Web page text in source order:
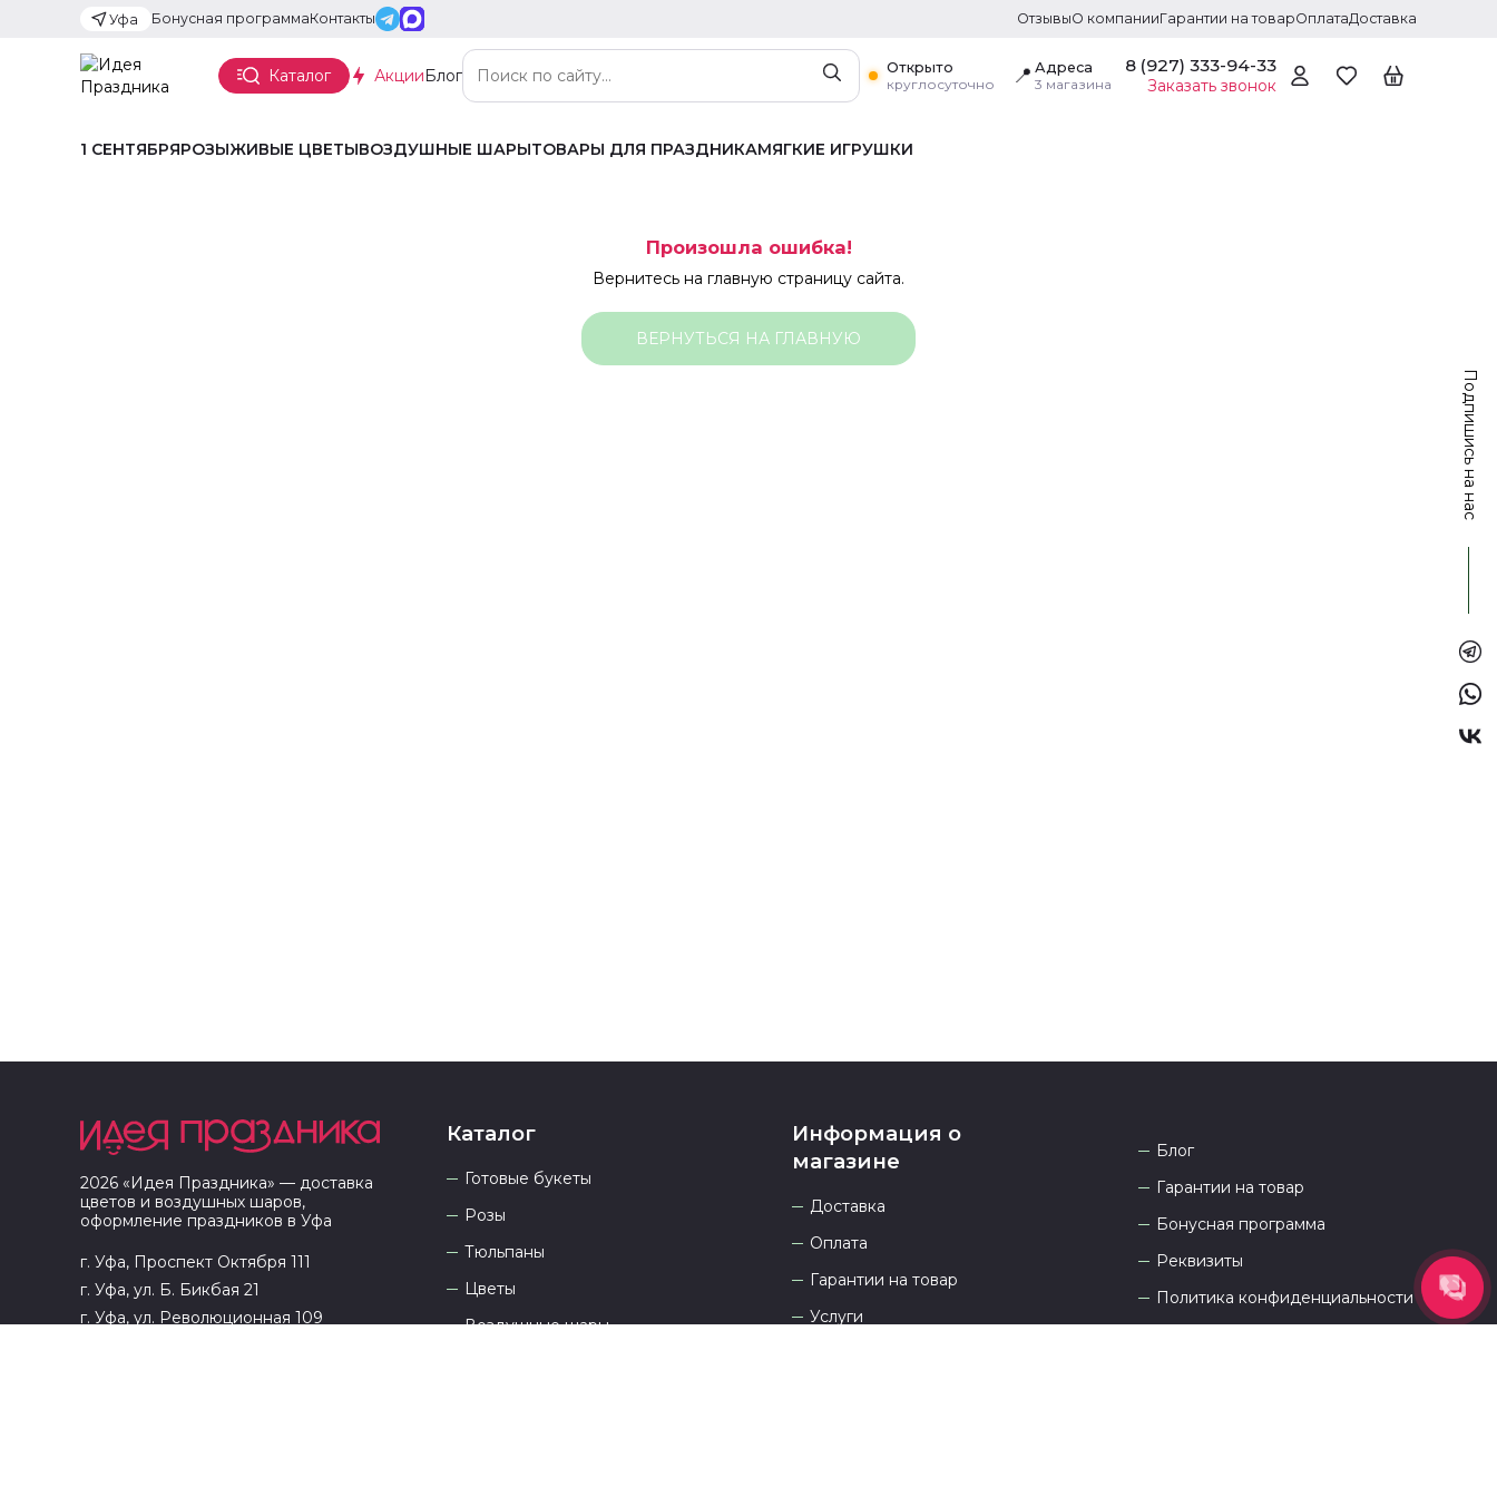
Уфа Бонусная программаКонтакты ОтзывыО компанииГарантии на товарОплатаДоставка
Каталог АкцииБлог
Открыто
круглосуточно
📍 Адреса
3 магазина
8 (927) 333-94-33
Заказать звонок
1 СЕНТЯБРЯРОЗЫЖИВЫЕ ЦВЕТЫВОЗДУШНЫЕ ШАРЫТОВАРЫ ДЛЯ ПРАЗДНИКАМЯГКИЕ ИГРУШКИ
Произошла ошибка!
Вернитесь на главную страницу сайта.
ВЕРНУТЬСЯ НА ГЛАВНУЮ
2026 «Идея Праздника» — доставка
цветов и воздушных шаров,
оформление праздников в Уфа
г. Уфа, Проспект Октября 111
г. Уфа, ул. Б. Бикбая 21
г. Уфа, ул. Революционная 109
Каталог
Готовые букеты
Розы
Тюльпаны
Цветы
Воздушные шары
Информация о
магазине
Доставка
Оплата
Гарантии на товар
Услуги
Блог
Гарантии на товар
Бонусная программа
Реквизиты
Политика конфиденциальности
Подпишись на нас